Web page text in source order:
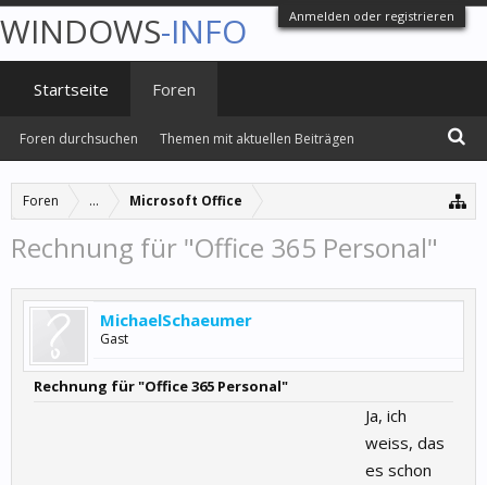
Anmelden oder registrieren
Foren ... Microsoft Office
Rechnung für "Office 365 Personal"
MichaelSchaeumer
Gast
Rechnung für "Office 365 Personal"
Ja, ich
weiss, das
es schon
WINDOWS-INFO
Startseite Foren
Foren durchsuchen Themen mit aktuellen Beiträgen